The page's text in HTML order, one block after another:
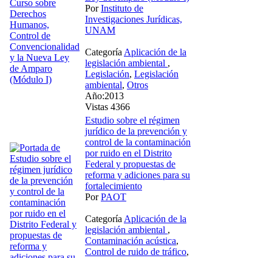
PorInstituto de
Investigaciones Jurídicas,
UNAM
Categoría Aplicación de la
legislación ambiental ,
Legislación, Legislación
ambiental, Otros
Año:2013
Vistas 4366
Estudio sobre el régimen
jurídico de la prevención y
control de la contaminación
por ruido en el Distrito
Federal y propuestas de
reforma y adiciones para su
fortalecimiento
PorPAOT
Categoría Aplicación de la
legislación ambiental ,
Contaminación acústica,
Control de ruido de tráfico,